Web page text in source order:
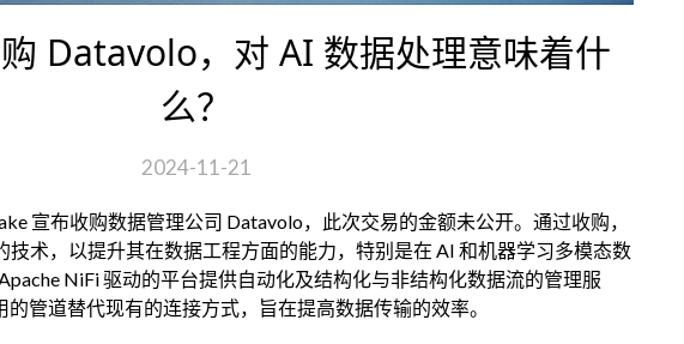
Datavolo，对 AI 数据处理意味着什
么？
2024-11-21
宣布收购数据管理公司 Datavolo，此次交易的金额未公开。通过收购，
技术，以提升其在数据工程方面的能力，特别是在 AI 和机器学习多模态数
NiFi 驱动的平台提供自动化及结构化与非结构化数据流的管理服
管道替代现有的连接方式，旨在提高数据传输的效率。